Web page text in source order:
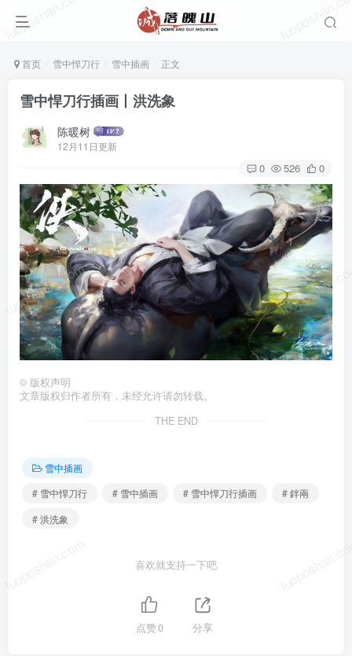
首页 雪中悍刀行 雪中插画 正文
雪中悍刀行插画丨洪洗象
陈暖树
12月11日更新
0 526 0
luoposhan.com
luoposhan.com
© 版权声明
文章版权归作者所有，未经允许请勿转载。
THE END
雪中插画
# 雪中悍刀行
# 雪中插画 # 雪中悍刀行插画
# 鉡兩
# 洪洗象
喜欢就支持一下吧
点赞0 分享